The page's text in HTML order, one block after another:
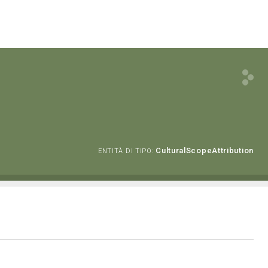
ENTITÀ DI TIPO: CulturalScopeAttribution